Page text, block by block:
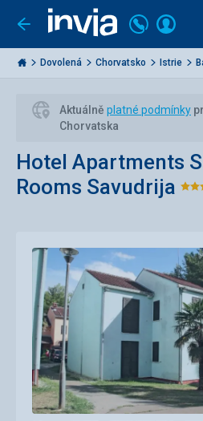
Jít
zpět
Invia.cz
Volejte
226
000
284
Dovolená Chorvatsko Istrie
Aktuálně platné podmínky
Chorvatska
Hotel Apartments
Rooms Savudrija